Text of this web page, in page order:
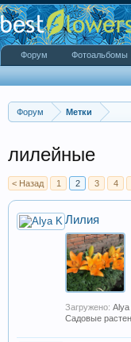
Форум Метки
лилейные
< Назад 1 2 3 4
Лилия
Загружено: Alya
Садовые
Форум Фотоальбомы